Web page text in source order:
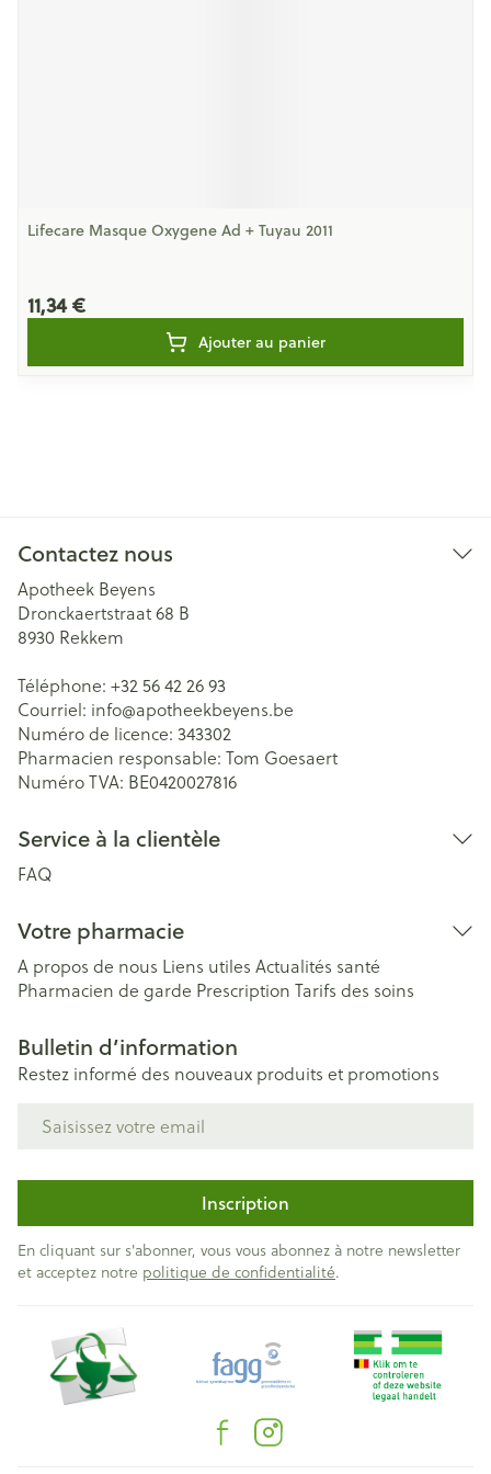
Lifecare Masque Oxygene Ad + Tuyau 2011
11,34 €
Ajouter au panier
Contactez nous
Apotheek Beyens
Dronckaertstraat 68 B
8930 Rekkem
Téléphone: +32 56 42 26 93
Courriel: info@apotheekbeyens.be
Numéro de licence: 343302
Pharmacien responsable: Tom Goesaert
Numéro TVA: BE0420027816
Service à la clientèle
FAQ
Votre pharmacie
A propos de nous Liens utiles Actualités santé
Pharmacien de garde Prescription Tarifs des soins
Bulletin d’information
Restez informé des nouveaux produits et promotions
Inscription
En cliquant sur s'abonner, vous vous abonnez à notre newsletter
et acceptez notre politique de confidentialité.